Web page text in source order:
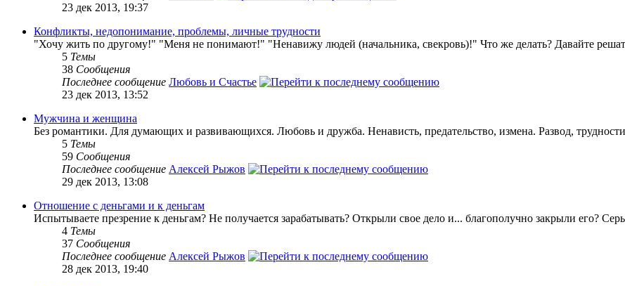
23 дек 2013, 19:37
Конфликты, недопонимание, проблемы, личные трудности
"Хочу жить по другому!" "Меня не понимают!" "Ненавижу людей (начальника, свекровь)!" Что же делать? Давайте
5 Темы
38 Сообщения
Последнее сообщение Любовь и Счастье
23 дек 2013, 13:52
Мужчина и женщина
Без романтики. Для думающих и развивающихся. Любовь и дружба. Ненависть, предательство, измена. Развод,
5 Темы
59 Сообщения
Последнее сообщение Алексей Рыжов
29 дек 2013, 13:08
Отношение с деньгами и к деньгам
Испытываете презрение к деньгам? Не получается зарабатывать? Открыли свое дело и... благополучно закрыли его?
4 Темы
37 Сообщения
Последнее сообщение Алексей Рыжов
28 дек 2013, 19:40